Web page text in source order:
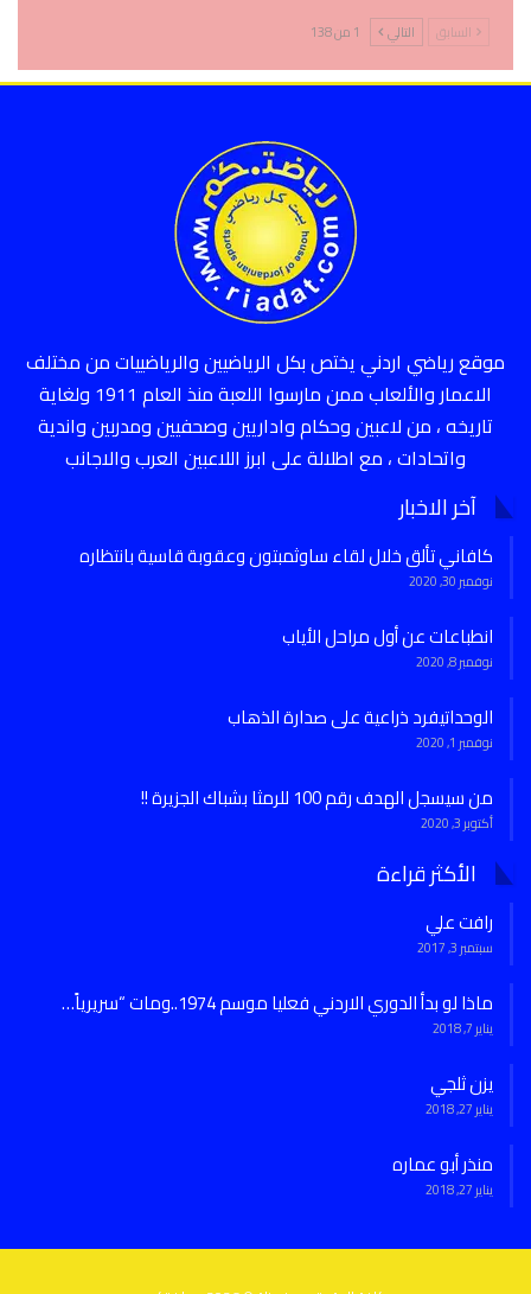
السابق التالي 1 من 138
موقع رياضي اردني يختص بكل الرياضيين والرياضييات من مختلف
الاعمار والألعاب ممن مارسوا اللعبة منذ العام 1911 ولغاية
تاريخه ، من لاعبين وحكام واداريين وصحفيين ومدربين واندية
واتحادات ، مع اطلالة على ابرز اللاعبين العرب والاجانب
آخر الاخبار
كافاني تألق خلال لقاء ساوثمبتون وعقوبة قاسية بانتظاره
نوفمبر 30, 2020
انطباعات عن أول مراحل الأياب
نوفمبر 8, 2020
الوحداتيفرد ذراعية على صدارة الذهاب
نوفمبر 1, 2020
من سيسجل الهدف رقم 100 للرمثا بشباك الجزيرة !!
أكتوبر 3, 2020
الأكثر قراءة
رافت علي
سبتمبر 3, 2017
ماذا لو بدأ الدوري الاردني فعليا موسم 1974..ومات “سريرياً…
يناير 7, 2018
يزن ثلجي
يناير 27, 2018
منذر أبو عماره
يناير 27, 2018